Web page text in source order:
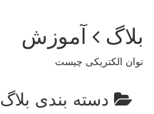
بلاگ آموزش
توان الکتریکی چیست
دسته بندی بلاگ